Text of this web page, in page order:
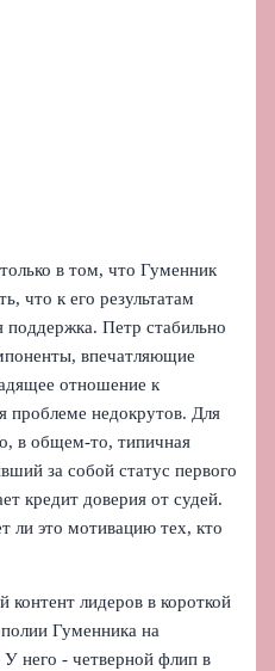
в том, что Гуменник
что к его результатам
поддержка. Петр стабильно
впечатляющие
отношение к
проблеме недокрутов. Для
в общем-то, типичная
за собой статус первого
кредит доверия от судей.
ли это мотивацию тех, кто
контент лидеров в короткой
Гуменника на
него - четверной флип в